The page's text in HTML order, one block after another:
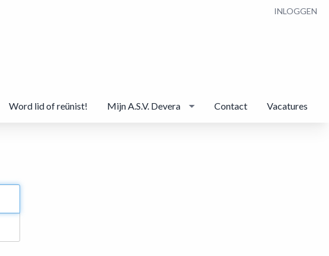
INLOGGEN
Word lid of reünist! Mijn A.S.V. Devera Contact Vacatures